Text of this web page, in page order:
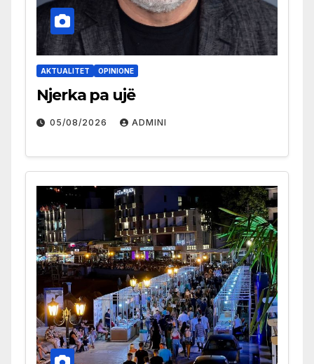
AKTUALITET OPINIONE
Njerka pa ujë
05/08/2026 ADMINI